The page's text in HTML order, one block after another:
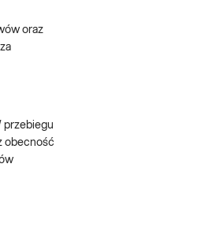
oraz
przebiegu
obecność